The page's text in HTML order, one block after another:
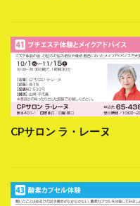
CPサロン ラ・レーヌ